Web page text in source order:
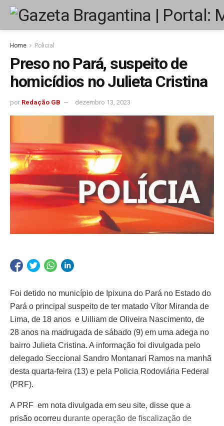
Home Policial
Preso no Pará, suspeito de
homicídios no Julieta Cristina
por Redação GB dezembro 13, 2023
Foi detido no município de Ipixuna do Pará no Estado do
Pará o principal suspeito de ter matado Vítor Miranda de
Lima, de 18 anos e Uilliam de Oliveira Nascimento, de
28 anos na madrugada de sábado (9) em uma adega no
bairro Julieta Cristina. A informação foi divulgada pelo
delegado Seccional Sandro Montanari Ramos na manhã
desta quarta-feira (13) e pela Policia Rodoviária Federal
(PRF).
A PRF em nota divulgada em seu site, disse que a
prisão ocorreu durante operação de fiscalização de